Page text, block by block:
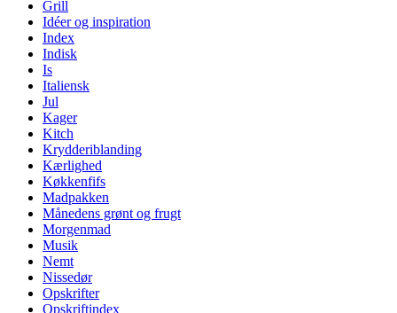
Grill
Idéer og inspiration
Index
Indisk
Is
Italiensk
Jul
Kager
Kitch
Krydderiblanding
Kærlighed
Køkkenfifs
Madpakken
Månedens grønt og frugt
Morgenmad
Musik
Nemt
Nissedør
Opskrifter
Opskriftindex